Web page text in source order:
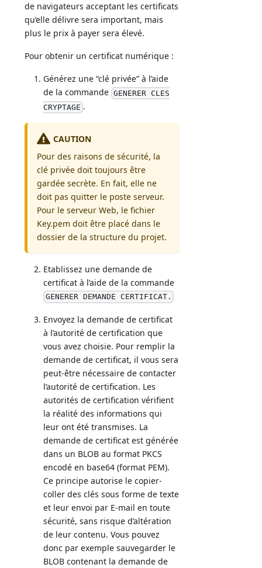
de navigateurs acceptant les certificats
qu’elle délivre sera important, mais
plus le prix à payer sera élevé.
Pour obtenir un certificat numérique :
Générez une “clé privée” à l’aide
de la commande GENERER CLES
CRYPTAGE .
CAUTION
Pour des raisons de sécurité, la
clé privée doit toujours être
gardée secrète. En fait, elle ne
doit pas quitter le poste serveur.
Pour le serveur Web, le fichier
Key.pem doit être placé dans le
dossier de la structure du projet.
Etablissez une demande de
certificat à l’aide de la commande
GENERER DEMANDE CERTIFICAT.
Envoyez la demande de certificat
à l’autorité de certification que
vous avez choisie. Pour remplir la
demande de certificat, il vous sera
peut-être nécessaire de contacter
l’autorité de certification. Les
autorités de certification vérifient
la réalité des informations qui
leur ont été transmises. La
demande de certificat est générée
dans un BLOB au format PKCS
encodé en base64 (format PEM).
Ce principe autorise le copier-
coller des clés sous forme de texte
et leur envoi par E-mail en toute
sécurité, sans risque d’altération
de leur contenu. Vous pouvez
donc par exemple sauvegarder le
BLOB contenant la demande de